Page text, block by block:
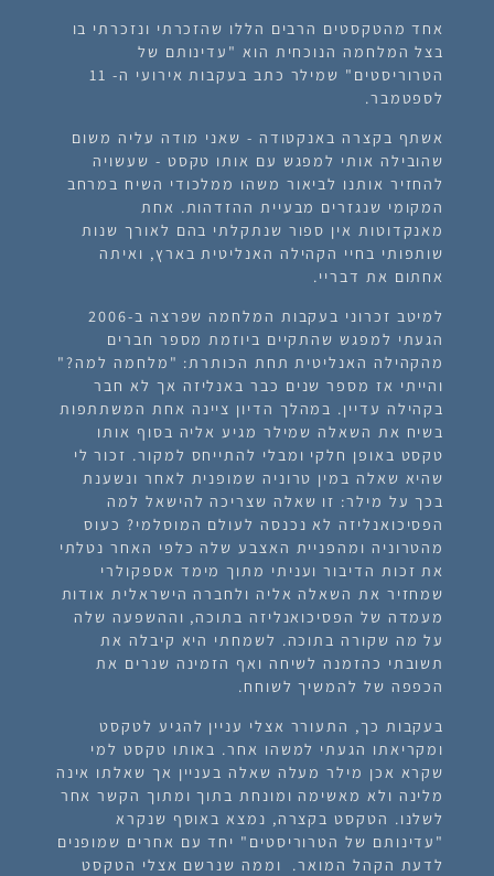
אחד מהטקסטים הרבים הללו שהזכרתי ונזכרתי בו
בצל המלחמה הנוכחית הוא "עדינותם של
הטרוריסטים" שמילר כתב בעקבות אירועי ה- 11
לספטמבר.
אשתף בקצרה באנקטודה - שאני מודה עליה משום
שהובילה אותי למפגש עם אותו טקסט - שעשויה
להחזיר אותנו לביאור משהו ממלכודי השיח במרחב
המקומי שנגזרים מבעיית ההזדהות. אחת
מאנקדוטות אין ספור שנתקלתי בהם לאורך שנות
שותפותי בחיי הקהילה האנליטית בארץ, ואיתה
אחתום את דבריי.
למיטב זכרוני בעקבות המלחמה שפרצה ב-2006
הגעתי למפגש שהתקיים ביוזמת מספר חברים
מהקהילה האנליטית תחת הכותרת: "מלחמה למה?"
והייתי אז מספר שנים כבר באנליזה אך לא חבר
בקהילה עדיין. במהלך הדיון ציינה אחת המשתתפות
בשיח את השאלה שמילר מגיע אליה בסוף אותו
טקסט באופן חלקי ומבלי להתייחס למקור. זכור לי
שהיא שאלה במין טרוניה שמופנית לאחר ונשענת
בכך על מילר: זו שאלה שצריכה להישאל למה
הפסיכואנליזה לא נכנסה לעולם המוסלמי? כעוס
מהטרוניה ומהפניית האצבע שלה כלפי האחר נטלתי
את זכות הדיבור ועניתי מתוך מימד אספקולרי
שמחזיר את השאלה אליה ולחברה הישראלית אודות
מעמדה של הפסיכואנליזה בתוכה, וההשפעה שלה
על מה שקורה בתוכה. לשמחתי היא קיבלה את
תשובתי כהזמנה לשיחה ואף הזמינה שנרים את
הכפפה של להמשיך לשוחח.
בעקבות כך, התעורר אצלי עניין להגיע לטקסט
ומקריאתו הגעתי למשהו אחר. באותו טקסט למי
שקרא אכן מילר מעלה שאלה בעניין אך שאלתו אינה
מלינה ולא מאשימה ומונחת בתוך ומתוך הקשר אחר
לשלנו. הטקסט בקצרה, נמצא באוסף שנקרא
"עדינותם של הטרוריסטים" יחד עם אחרים שמופנים
לדעת הקהל המואר. וממה שנרשם אצלי הטקסט